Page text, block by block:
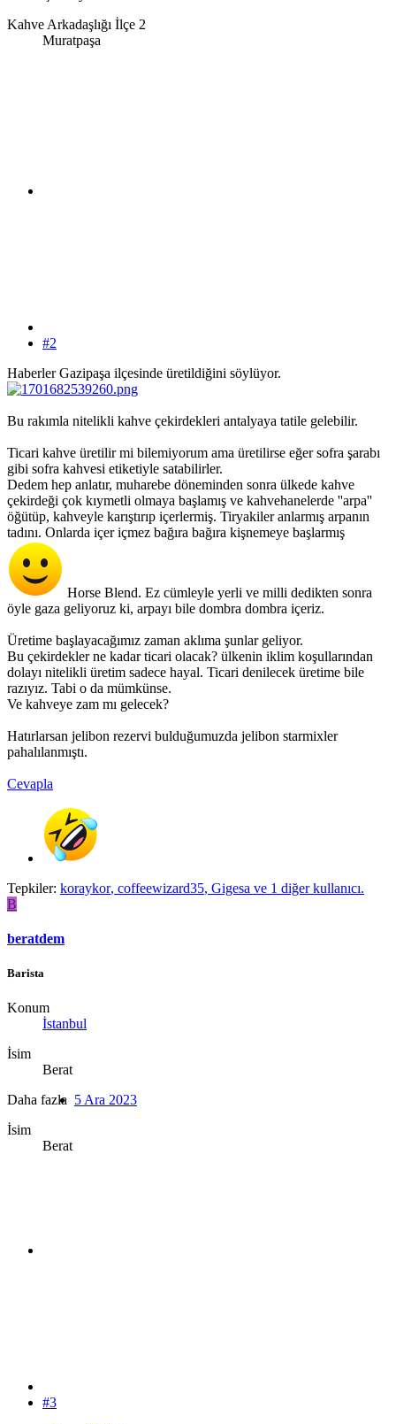
Kahve Arkadaşlığı İlçe 2
Muratpaşa
#2
Haberler Gazipaşa ilçesinde üretildiğini söylüyor.
Bu rakımla nitelikli kahve çekirdekleri antalyaya tatile gelebilir.
Ticari kahve üretilir mi bilemiyorum ama üretilirse eğer sofra şarabı
gibi sofra kahvesi etiketiyle satabilirler.
Dedem hep anlatır, muharebe döneminden sonra ülkede kahve
çekirdeği çok kıymetli olmaya başlamış ve kahvehanelerde ''arpa''
öğütüp, kahveyle karıştırıp içerlermiş. Tiryakiler anlarmış arpanın
tadını. Onlarda içer içmez bağıra bağıra kişnemeye başlarmış
Horse Blend. Ez cümleyle yerli ve milli dedikten sonra
öyle gaza geliyoruz ki, arpayı bile dombra dombra içeriz.
Üretime başlayacağımız zaman aklıma şunlar geliyor.
Bu çekirdekler ne kadar ticari olacak? ülkenin iklim koşullarından
dolayı nitelikli üretim sadece hayal. Ticari denilecek üretime bile
razıyız. Tabi o da mümkünse.
Ve kahveye zam mı gelecek?
Hatırlarsan jelibon rezervi bulduğumuzda jelibon starmixler
pahalılanmıştı.
Cevapla
Tepkiler: koraykor, coffeewizard35, Gigesa ve 1 diğer kullanıcı.
B
beratdem
Barista
Konum
İstanbul
İsim
Berat
Daha fazla
İsim
Berat
5 Ara 2023
#3